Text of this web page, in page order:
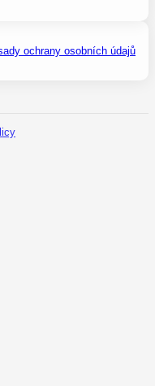
ochrany osobních údajů